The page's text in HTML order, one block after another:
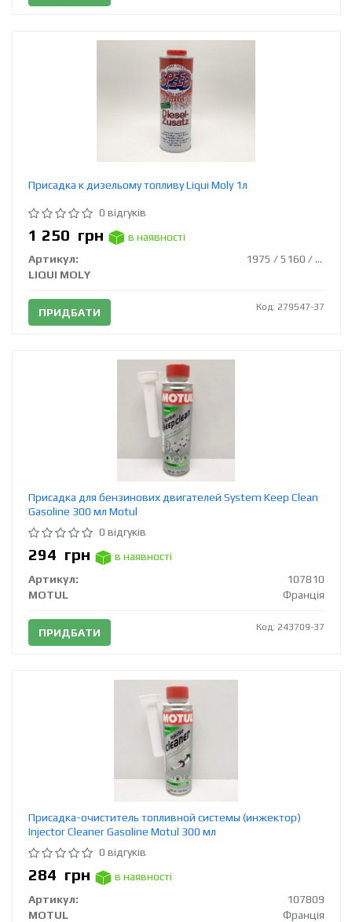
Присадка к дизельому топливу Liqui Moly 1л
0 відгуків
1 250 грн
в наявності
Артикул:
1975 / 5160 / 2663
LIQUI MOLY
ПРИДБАТИ Код: 279547-37
Присадка для бензинових двигателей System Keep Clean
Gasoline 300 мл Motul
0 відгуків
294 грн
в наявності
Артикул:
107810
MOTUL
Франція
ПРИДБАТИ Код: 243709-37
Присадка-очиститель топливной системы (инжектор)
Injector Cleaner Gasoline Motul 300 мл
0 відгуків
284 грн
в наявності
Артикул:
107809
MOTUL
Франція